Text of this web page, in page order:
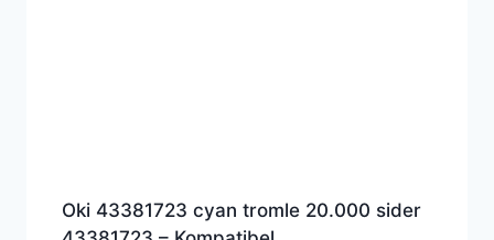
Oki 43381723 cyan tromle 20.000 sider